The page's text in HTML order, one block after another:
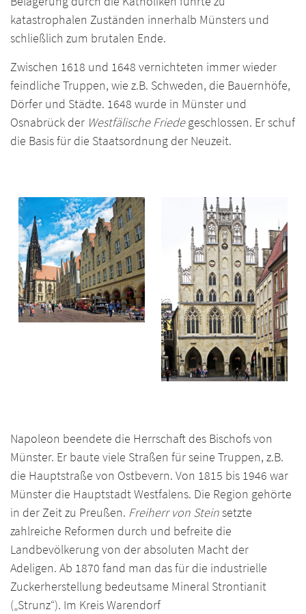
katastrophalen Zuständen innerhalb Münsters und
schließlich zum brutalen Ende.
Zwischen 1618 und 1648 vernichteten immer wieder
feindliche Truppen, wie z.B. Schweden, die Bauernhöfe,
Dörfer und Städte. 1648 wurde in Münster und
Osnabrück der Westfälische Friedegeschlossen. Er schuf
die Basis für die Staatsordnung der Neuzeit.
Napoleon beendete die Herrschaft des Bischofs von
Münster. Er baute viele Straßen für seine Truppen, z.B.
die Hauptstraße von Ostbevern. Von 1815 bis 1946 war
Münster die Hauptstadt Westfalens. Die Region gehörte
in der Zeit zu Preußen. Freiherr von Steinsetzte
zahlreiche Reformen durch und befreite die
Landbevölkerung von der absoluten Macht der
Adeligen. Ab 1870 fand man das für die industrielle
Zuckerherstellung bedeutsame Mineral Strontianit
(„Strunz“). Im Kreis Warendorf